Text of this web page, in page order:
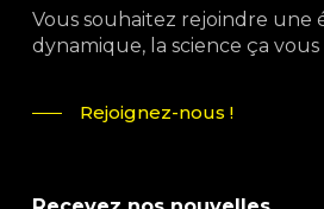
Vous souhaitez rejoindre une
dynamique, la science ça vous
Rejoignez-nous !